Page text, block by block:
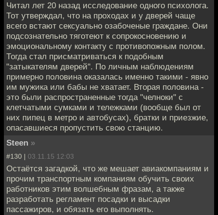
Читал лет 20 назад исследование одного психолога.
Тот утверждал, что на проходах и у дверей чаще
всего встают сексуально озабоченые граждане. Они
подсознательно тяготеют к сопрокосновению и
эмоциональному контакту с противопожным полом.
Тогда стал присматриваться к подобным
"затыкателям дверей". По личным наблюдениям
примерно половина оказалась именно такими - явно
им мужика или бабы не хватает. Вторая половина -
это были распространенные тогда "челноки" с
клетчатыми сумками и тележками (вообще был от
них пипец в метро и автобусах), братки и приезжие,
опасавшиеся пропустить свою станцию.
Steen »
#130 | 03.11.15 12:03
Остаётся загадкой, что же мешает авиакомпаниям и
прочим транспортным компаниям обучить своих
работников этим волшебным фразам, а также
разработать регламент посадки и высадки
пассажиров, и обязать его выполнять.